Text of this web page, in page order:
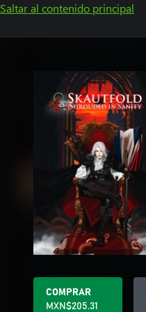
Saltar al contenido principal
COMPRAR
MXN$205.31